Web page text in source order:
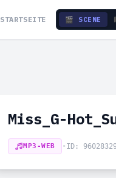
STARTSEITE 🎬 SCENE
Miss_G-
MP3-WEB • ID: